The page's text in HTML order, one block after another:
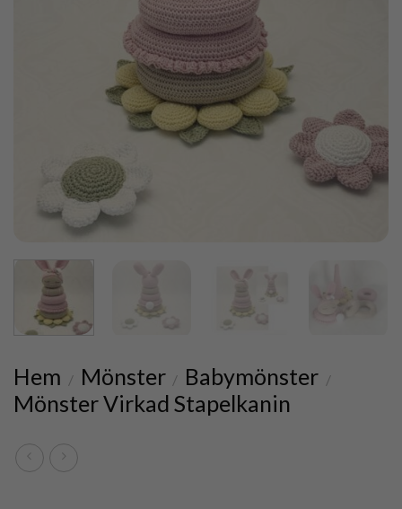
Hem / Mönster / Babymönster /
Mönster Virkad Stapelkanin